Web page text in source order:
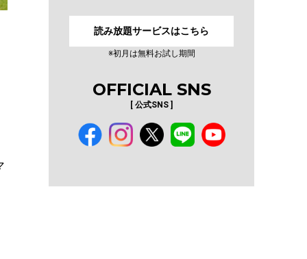
読み放題サービスはこちら
※初月は無料お試し期間
OFFICIAL SNS
[ 公式SNS ]